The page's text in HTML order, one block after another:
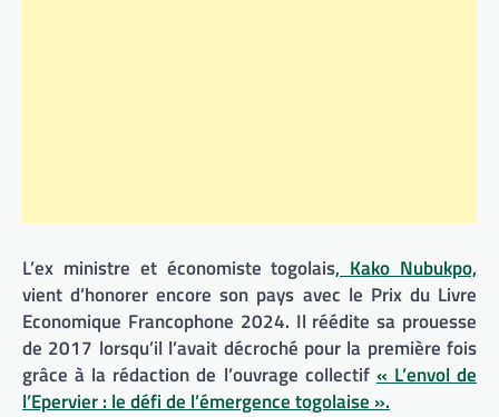
L’ex ministre et économiste togolais, Kako Nubukpo,
vient d’honorer encore son pays avec le Prix du Livre
Economique Francophone 2024. Il réédite sa prouesse
de 2017 lorsqu’il l’avait décroché pour la première fois
grâce à la rédaction de l’ouvrage collectif « L’envol de
l’Epervier : le défi de l’émergence togolaise ».